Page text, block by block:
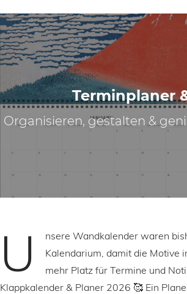
Terminplaner
Organisieren, gestalten &
U
nsere Wandkalender waren
Kalendarium, damit die Motive
mehr Platz für Termine und
Klappkalender & Planer 2026 🥰 Ein